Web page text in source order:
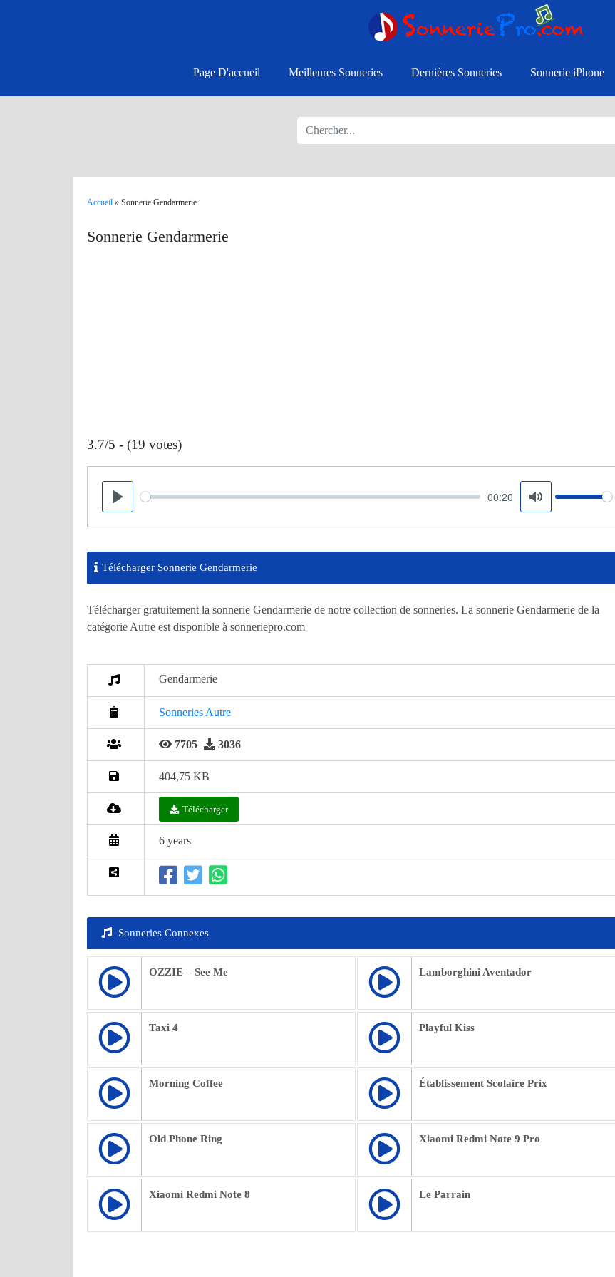
Page D'accueil Meilleures Sonneries Dernières Sonneries Sonnerie iPhone
Accueil » Sonnerie Gendarmerie
Sonnerie Gendarmerie
3.7/5 - (19 votes)
Play
Seek 00:20
Mute
Volume
Télécharger Sonnerie Gendarmerie
Télécharger gratuitement la sonnerie Gendarmerie de notre collection de sonneries. La sonnerie Gendarmerie de la
catégorie Autre est disponible à sonneriepro.com
Gendarmerie
Sonneries Autre
7705 3036
404,75 KB
Télécharger
6 years
Sonneries Connexes
OZZIE – See Me Lamborghini Aventador
Taxi 4 Playful Kiss
Morning Coffee Établissement Scolaire Prix
Old Phone Ring Xiaomi Redmi Note 9 Pro
Xiaomi Redmi Note 8 Le Parrain